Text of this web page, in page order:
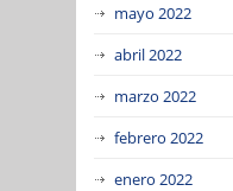
mayo 2022
abril 2022
marzo 2022
febrero 2022
enero 2022